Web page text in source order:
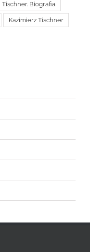
Tischner. Biografia
Kazimierz Tischner